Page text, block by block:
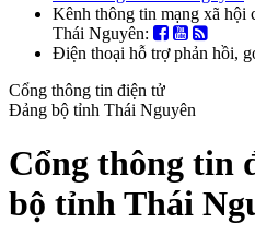
Kênh thông tin mạng xã hội
Thái Nguyên:
Điện thoại hỗ trợ phản hồi,
Cổng thông tin điện tử
Đảng bộ tỉnh Thái Nguyên
Cổng thông tin
bộ tỉnh Thái